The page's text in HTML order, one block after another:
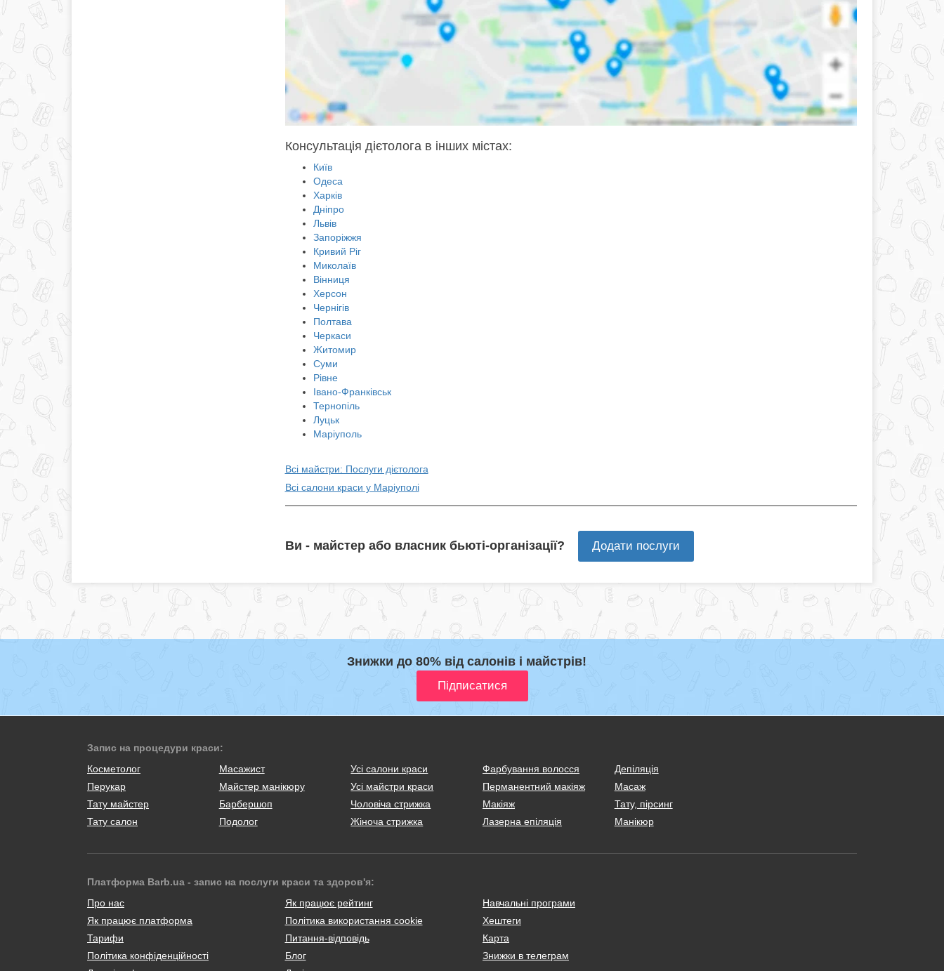
Консультація дієтолога в інших містах:
Київ
Одеса
Харків
Дніпро
Львів
Запоріжжя
Кривий Ріг
Миколаїв
Вінниця
Херсон
Чернігів
Полтава
Черкаси
Житомир
Суми
Рівне
Івано-Франківськ
Тернопіль
Луцьк
Маріуполь
Всі майстри: Послуги дієтолога
Всі салони краси у Маріуполi
Ви - майстер або власник бьюті-організації? Додати послуги
Знижки до 80% від салонів і майстрів!
Запис на процедури краси:
Косметолог
Масажист
Перукар
Майстер манікюру
Тату майстер
Барбершоп
Тату салон
Подолог
Усі салони краси
Усі майстри краси
Чоловіча стрижка
Жіноча стрижка
Фарбування волосся
Перманентний макіяж
Макіяж
Лазерна епіляція
Депіляція
Масаж
Тату, пірсинг
Манікюр
Платформа Barb.ua - запис на послуги краси та здоров'я:
Про нас
Як працює платформа
Тарифи
Політика конфіденційності
Як працює рейтинг
Політика використання cookie
Питання-відповідь
Блог
Навчальні програми
Хештеги
Карта
Знижки в телеграм